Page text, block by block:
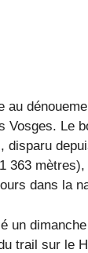
au
Vosges. Le
disparu
363
dans la
un
trail sur le